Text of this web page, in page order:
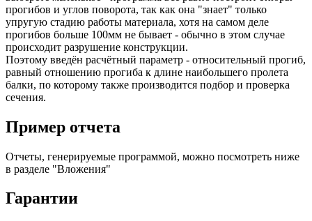
прогибов и углов поворота, так как она "знает" только
упругую стадию работы материала, хотя на самом деле
прогибов больше 100мм не бывает - обычно в этом случае
происходит разрушение конструкции.
Поэтому введён расчётный параметр - относительный прогиб,
равный отношению прогиба к длине наибольшего пролета
балки, по которому также производится подбор и проверка
сечения.
Пример отчета
Отчеты, генерируемые программой, можно посмотреть ниже
в разделе "Вложения"
Гарантии